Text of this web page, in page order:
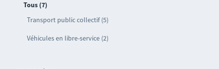
Tous (7)
Transport public collectif (5)
Véhicules en libre-service (2)